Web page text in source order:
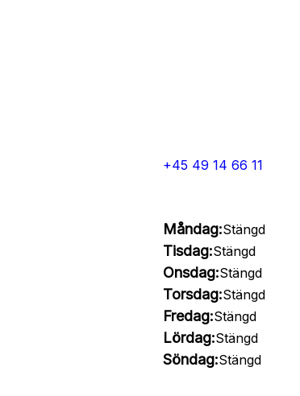
+45 49 14 66 11
Måndag:Stängd
Tisdag:Stängd
Onsdag:Stängd
Torsdag:Stängd
Fredag:Stängd
Lördag:Stängd
Söndag:Stängd